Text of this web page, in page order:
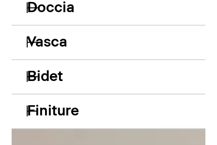
Doccia
Vasca
Bidet
Finiture